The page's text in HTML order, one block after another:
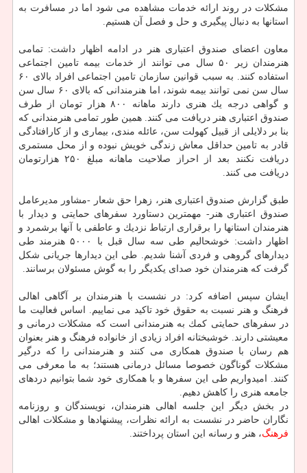
مشكلات در روند ارائه خدمات مشاهده می شود اما در مسافرت به
استانها به دنبال پیگیری و حل و فصل آن هستیم.
معاون اعضای صندوق اعتباری هنر در ادامه اظهار داشت: تمامی
هنرمندان زیر ۵۰ سال می توانند از خدمات بیمه تامین اجتماعی
استفاده كنند. به سبب قوانین سازمان تامین اجتماعی افراد بالای ۶۰
سال سن نمی توانند بیمه شوند، اما هنرمندانی كه بالای ۶۰ سال سن
و گواهی درجه یك هنری دارند ماهانه ۸۰۰ هزار تومان از طرف
صندوق اعتباری هنر دریافت می كنند. همین طور تمامی هنرمندانی كه
بنا بر دلایلی از قبیل كهولت سن، عائله مندی، بیماری و از كارافتادگی
قادر به تامین حداقل معاش زندگی خویش نبوده و از محل مستمری
دریافت نكنند بعد از احراز صلاحیت ماهانه مبلغ ۲۵۰ هزارتومان
دریافت می كنند.
طبق گزارش صندوق اعتباری هنر، زهرا حق شعار -مشاور مدیرعامل
صندوق اعتباری هنر- مهمترین دستاورد سفرهای حمایتی و دیدار با
هنرمندان استانها را برقراری ارتباط نزدیك و عاطفی با آنها برشمرد و
اظهار داشت: خوشحالیم طی سه سال قبل با ۵۰۰۰ هنرمند طی
دیدارهای گروهی و فردی آشنا شدیم. طی این دیدارها جریانی شكل
گرفت كه هنرمندان خود صدای یكدیگر را به گوش مسئولان برسانند.
ایشان سپس اضافه كرد: در نشست با هنرمندان بر آگاهی اهالی
فرهنگ و هنر نسبت به حقوق خود تاكید می نماییم. اساس فعالیت ما
در سفرهای حمایتی كمك به هنرمندانی است كه مشكلات درمانی و
معیشتی دارند. خوشبختانه افراد زیادی از خانواده فرهنگ و هنر بعنوان
هم رسان با صندوق همكاری می كنند و هنرمندانی را كه درگیر
مشكلات گوناگون خصوصا مسائل درمانی هستند؛ به ما معرفی می
كنند. امیدواریم طی این سفرها و با همكاری خود شما بتوانیم دردهای
جامعه هنری را كاهش دهیم.
در بخش دیگر این جلسه اهالی هنرمندان، نویسندگان و روزنامه
نگاران حاضر در نشست به ارائه نظرات، پیشنهادها و مشكلات اهالی
فرهنگ، هنر و رسانه این استان پرداختند.